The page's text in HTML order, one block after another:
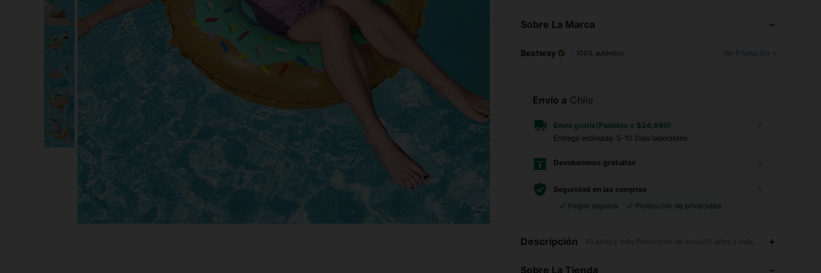
Sobre La Marca
Bestway 100% auténtico Ver Productos >
Envío a Chile
Envío gratis(Pedidos ≥ $24.990)
Entrega estimada: 5-10 Días laborables
Devoluciones gratuitas
Seguridad en las compras
Pagos seguros
Protección de privacidad
Descripción 10 años y más,Policloruro de vinilo,10 años y más
Sobre La Tienda